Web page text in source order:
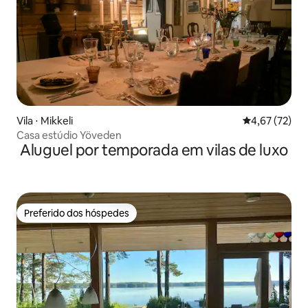
Vila ⋅ Mikkeli 4,67 de uma
4,67 (72)
Casa estúdio Yöveden
Aluguel por temporada em vilas de luxo
Preferido dos hóspedes
Preferido dos hóspedes